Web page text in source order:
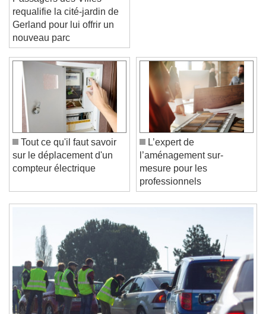
Video Player is loading.
Play Video
Play
Skip Backward
Skip Forward
Unmute
Current Time 0:00
/
Duration-:-
Loaded:0%
Stream Type
Seek to live, currently behind liveLIVE
Remaining Time-0:00
Playback Rate
Chapters
Chapters
Descriptions
descriptions off, selected
Subtitles
Passagers des Villes
requalifie la cité-jardin de
Gerland pour lui offrir un
nouveau parc
Tout ce qu'il faut savoir
sur le déplacement d'un
L’expert de
l’aménagement sur-
mesure pour les
professionnels